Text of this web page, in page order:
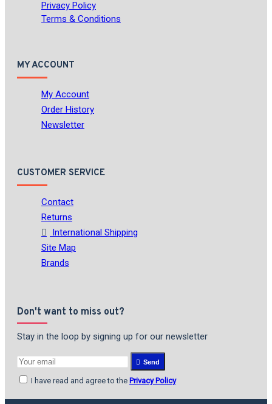
Privacy Policy
Terms & Conditions
MY ACCOUNT
My Account
Order History
Newsletter
CUSTOMER SERVICE
Contact
Returns
International Shipping
Site Map
Brands
Don't want to miss out?
Stay in the loop by signing up for our newsletter
Send
I have read and agree to the Privacy Policy